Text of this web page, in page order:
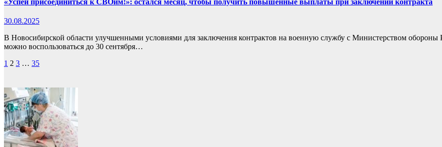
30.08.2025
В Новосибирской области улучшенными условиями для заключения контрактов на военную службу с Министерством
можно воспользоваться до 30 сентября…
Пагинация
1 2 3 … 35